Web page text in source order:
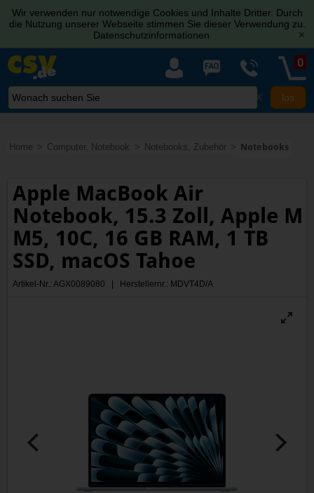
Wir verwenden nur notwendige Cookies und Inhalte Dritter. Durch
die Nutzung unserer Webseite stimmen Sie dieser Verwendung zu.
Datenschutzinformationen
[x]
X
0
Home Computer, Notebook Notebooks, Zubehör Notebooks
Apple MacBook Air
Notebook, 15.3 Zoll, Apple M
M5, 10C, 16 GB RAM, 1 TB
SSD, macOS Tahoe
Artikel-Nr.: AGX0089080 | Herstellernr.: MDVT4D/A